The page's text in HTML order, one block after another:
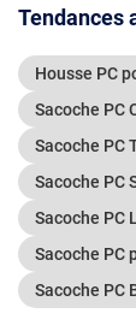
Tendances
Housse PC
Sacoche PC
Sacoche PC
Sacoche PC
Sacoche PC
Sacoche PC
Sacoche PC